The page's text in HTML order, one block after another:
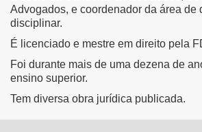
Advogados, e coordenador da área de
disciplinar.
É licenciado e mestre em direito pela
Foi durante mais de uma dezena de
ensino superior.
Tem diversa obra jurídica publicada.